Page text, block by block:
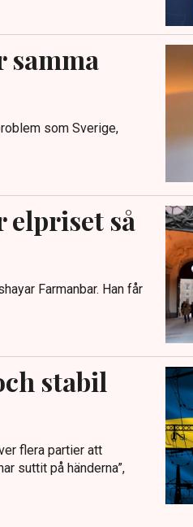
samma
som Sverige,
elpriset så
Farmanbar. Han får
stabil
flera partier att
suttit på händerna”,